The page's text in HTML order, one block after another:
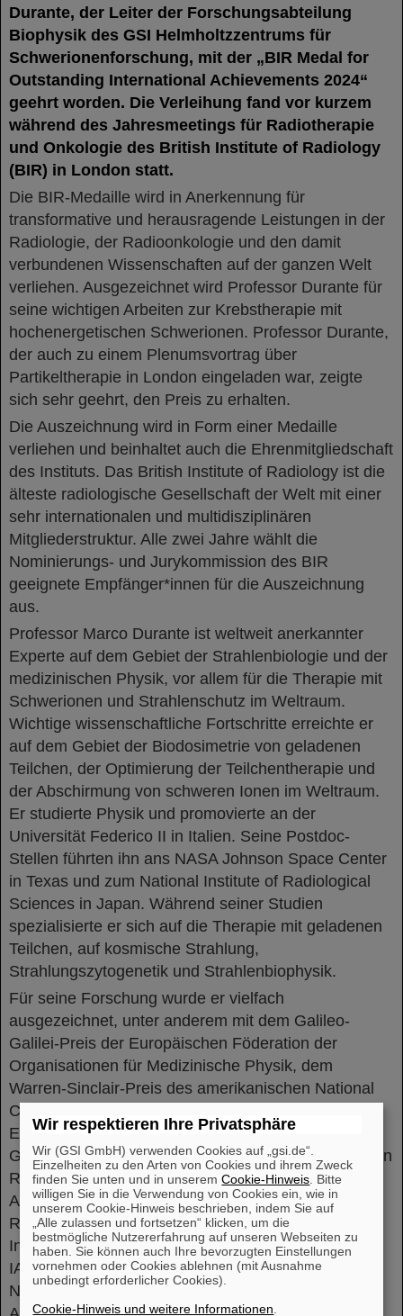
Durante, der Leiter der Forschungsabteilung
Biophysik des GSI Helmholtzzentrums für
Schwerionenforschung, mit der „BIR Medal for
Outstanding International Achievements 2024“
geehrt worden. Die Verleihung fand vor kurzem
während des Jahresmeetings für Radiotherapie
und Onkologie des British Institute of Radiology
(BIR) in London statt.
Die BIR-Medaille wird in Anerkennung für
transformative und herausragende Leistungen in der
Radiologie, der Radioonkologie und den damit
verbundenen Wissenschaften auf der ganzen Welt
verliehen. Ausgezeichnet wird Professor Durante für
seine wichtigen Arbeiten zur Krebstherapie mit
hochenergetischen Schwerionen. Professor Durante,
der auch zu einem Plenumsvortrag über
Partikeltherapie in London eingeladen war, zeigte
sich sehr geehrt, den Preis zu erhalten.
Die Auszeichnung wird in Form einer Medaille
verliehen und beinhaltet auch die Ehrenmitgliedschaft
des Instituts. Das British Institute of Radiology ist die
älteste radiologische Gesellschaft der Welt mit einer
sehr internationalen und multidisziplinären
Mitgliederstruktur. Alle zwei Jahre wählt die
Nominierungs- und Jurykommission des BIR
geeignete Empfänger*innen für die Auszeichnung
aus.
Professor Marco Durante ist weltweit anerkannter
Experte auf dem Gebiet der Strahlenbiologie und der
medizinischen Physik, vor allem für die Therapie mit
Schwerionen und Strahlenschutz im Weltraum.
Wichtige wissenschaftliche Fortschritte erreichte er
auf dem Gebiet der Biodosimetrie von geladenen
Teilchen, der Optimierung der Teilchentherapie und
der Abschirmung von schweren Ionen im Weltraum.
Er studierte Physik und promovierte an der
Universität Federico II in Italien. Seine Postdoc-
Stellen führten ihn ans NASA Johnson Space Center
in Texas und zum National Institute of Radiological
Sciences in Japan. Während seiner Studien
spezialisierte er sich auf die Therapie mit geladenen
Teilchen, auf kosmische Strahlung,
Strahlungszytogenetik und Strahlenbiophysik.
Für seine Forschung wurde er vielfach
ausgezeichnet, unter anderem mit dem Galileo-
Galilei-Preis der Europäischen Föderation der
Organisationen für Medizinische Physik, dem
Warren-Sinclair-Preis des amerikanischen National
Council of Radiation Protection (NCRP), dem IBA-
Europhysik-Preis der Europäischen Physikalischen
Gesellschaft (EPS), dem von der European Radiation
Research Society (ERRS) vergebenen Bacq &
Alexander-Preis, dem Failla-Preis der Radiation
Research Society, dem Henry-Kaplan-Preis der
Internationalen Gesellschaft zur Strahlenforschung
IARR und dem Ellen-Gleditsch-Preis der
Norwegischen Akademie der Wissenschaften.
Wir respektieren Ihre Privatsphäre
Wir (GSI GmbH) verwenden Cookies auf „gsi.de“.
Einzelheiten zu den Arten von Cookies und ihrem Zweck
finden Sie unten und in unseremCookie-Hinweis . Bitte
willigen Sie in die Verwendung von Cookies ein, wie in
unserem Cookie-Hinweis beschrieben, indem Sie auf
„Alle zulassen und fortsetzen“ klicken, um die
bestmögliche Nutzererfahrung auf unseren Webseiten zu
haben. Sie können auch Ihre bevorzugten Einstellungen
vornehmen oder Cookies ablehnen (mit Ausnahme
unbedingt erforderlicher Cookies).
Cookie-Hinweis und weitere Informationen